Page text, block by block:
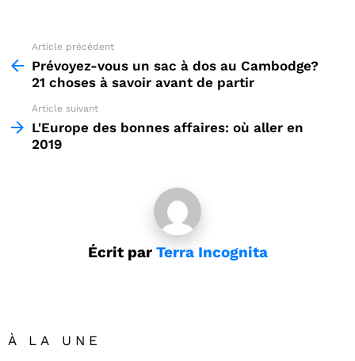
more
Article précédent
Prévoyez-vous un sac à dos au Cambodge?
21 choses à savoir avant de partir
Article suivant
L'Europe des bonnes affaires: où aller en
2019
Écrit par Terra Incognita
À LA UNE